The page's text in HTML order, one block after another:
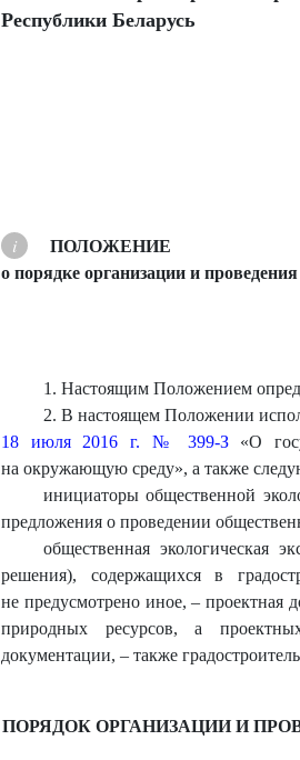
Республики Беларусь
ПОЛОЖЕНИЕ
о порядке организации и
1. Настоящим Положением
2. В настоящем Положении
18 июля 2016 г. № 399-З«О
на окружающую среду», а также
инициаторы общественной
предложения о проведении
общественная экологическая
решения), содержащихся в
не предусмотрено иное, – проектная
природных ресурсов, а
документации, – также
ПОРЯДОК ОРГАНИЗАЦИИ И